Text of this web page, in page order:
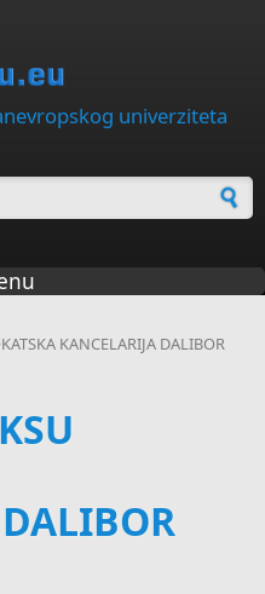
univerziteta
KANCELARIJA DALIBOR